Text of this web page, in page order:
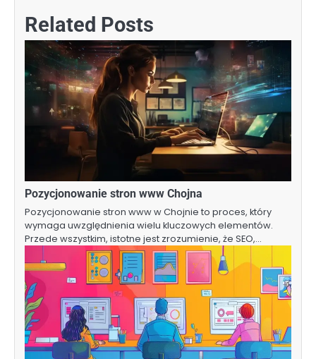
Related Posts
Pozycjonowanie stron www Chojna
Pozycjonowanie stron www w Chojnie to proces, który
wymaga uwzględnienia wielu kluczowych elementów.
Przede wszystkim, istotne jest zrozumienie, że SEO,…